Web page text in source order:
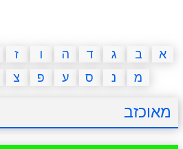
איש תלוי מדריכים
יצירה משחקי בנות
א ב ג ד ה ו ז
מ
נ ס ע פ צ
מאוכזב